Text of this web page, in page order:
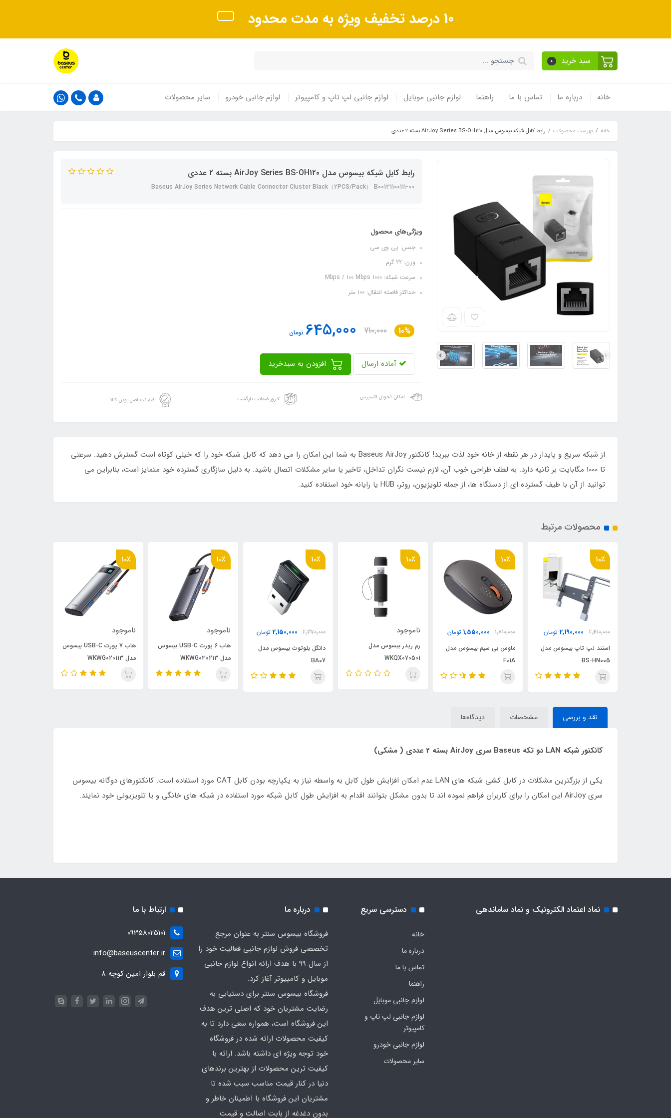
10 درصد تخفیف ویژه به مدت محدود
سبد خرید 0
خانه درباره ما تماس با ما راهنما لوازم جانبی موبایل لوازم جانبی لپ تاپ و کامپیوتر لوازم جانبی خودرو سایر محصولات
خانه فهرست محصولات رابط کابل شبکه بیسوس مدل AirJoy Series BS-OH120 بسته 2 عددی
رابط کابل شبکه بیسوس مدل AirJoy Series BS-OH120 بسته 2 عددی
Baseus AirJoy Series Network Cable Connector Cluster Black（2PCS/Pack） B00131100111-00
ویژگی‌های محصول
جنس: پی وی سی
وزن: 22 گرم
سرعت شبکه: 1000 Mbps / 100 Mbps
حداکثر فاصله انتقال: 100 متر
10%
710,000
645,000تومان
آماده ارسال
امکان تحویل اکسپرس ۷ روز ضمانت بازگشت ضمانت اصل بودن کالا
از شبکه سریع و پایدار در هر نقطه از خانه خود لذت ببرید! کانکتور Baseus AirJoy به شما این امکان را می دهد که کابل شبکه خود را که خیلی کوتاه است گسترش دهید. سرعتی
تا 1000 مگابایت بر ثانیه دارد. به لطف طراحی خوب آن، لازم نیست نگران تداخل، تاخیر یا سایر مشکلات اتصال باشید. به دلیل سازگاری گسترده خود متمایز است، بنابراین می
توانید از آن با طیف گسترده ای از دستگاه ها، از جمله تلویزیون، روتر، HUB یا رایانه خود استفاده کنید.
محصولات مرتبط
10٪
2,410,000
2,190,000 تومان
استند لپ تاپ بیسوس مدل
BS-HN005
10٪
1,710,000
1,550,000 تومان
ماوس بی سیم‌ بیسوس مدل
F01A
10٪
ناموجود
رم ریدر بیسوس مدل
WKQX070501
10٪
2,370,000
2,150,000 تومان
دانگل بلوتوث بیسوس مدل
BA07
10٪
ناموجود
هاب 6 پورت USB-C بیسوس
مدل WKWG030213
10٪
ناموجود
هاب 7 پورت USB-C بیسوس
مدل WKWG020113
نقد و بررسی مشخصات دیدگاه‌ها
کانکتور شبکه LAN دو تکه Baseus سری AirJoy بسته 2 عددی ( مشکی)
یکی از بزرگترین مشکلات در کابل کشی شبکه های LAN عدم امکان افزایش طول کابل به واسطه نیاز به یکپارچه بودن کابل CAT مورد استفاده است. کانکتورهای دوگانه بیسوس
سری AirJoy این امکان را برای کاربران فراهم نموده اند تا بدون مشکل بتوانند اقدام به افزایش طول کابل شبکه مورد استفاده در شبکه های خانگی و یا تلویزیونی خود نمایند.
نماد اعتماد الکترونیک و نماد ساماندهی دسترسی سریع
خانه
درباره ما
تماس با ما
راهنما
لوازم جانبی موبایل
لوازم جانبی لپ تاپ و
کامپیوتر
لوازم جانبی خودرو
سایر محصولات
درباره ما
فروشگاه بیسوس سنتر به عنوان مرجع
تخصصی فروش لوازم جانبی فعالیت خود را
از سال 99 با هدف ارائه انواع لوازم جانبی
موبایل و کامپیوتر آغاز کرد.
فروشگاه بیسوس سنتر برای دستیابی به
رضایت مشتریان خود که اصلی‌ ترین هدف
این فروشگاه است، همواره سعی دارد تا به
کیفیت محصولات ارائه شده در فروشگاه
خود توجه ویژه ای داشته باشد. ارائه با
کیفیت‌ ترین محصولات از بهترین برندهای
دنیا در کنار قیمت مناسب سبب شده تا
مشتریان این فروشگاه با اطمینان خاطر و
بدون دغدغه از بابت اصالت و قیمت
ارتباط با ما
09358025101
info@baseuscenter.ir
قم بلوار امین کوچه 8